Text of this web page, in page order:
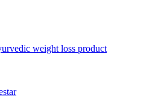
weight loss product